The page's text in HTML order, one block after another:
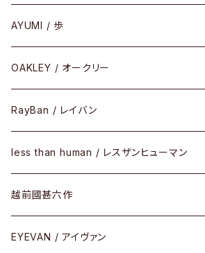
PREMIUM（プレミアムシリーズ）
PLASTIC（プラスティックシリーズ）
SIRMONT（サーモントシリーズ）
SUNSHIFT
ケア用品
コンビ
メタル
コンビ
セルフレーム
メタルフレーム
その他
AYUMI / 歩
セルフレーム
OAKLEY / オークリー
メガネフレーム
サングラス
Frogskins(フロッグスキン )
Latch(ラッチ)
その他
修理
RayBan / レイバン
メガネフレーム
サングラス
その他
less than human / レスザンヒューマン
メガネフレーム
サングラス
越前國甚六作
セルフレーム
EYEVAN / アイヴァン